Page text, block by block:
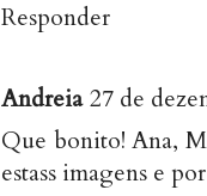
Responder
Andreia 27 de
Que bonito! Ana,
estass imagens e